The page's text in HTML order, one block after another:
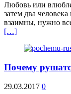
Любовь или
затем два
взаимны, нужно
[…]
Почему
29.03.2017 0